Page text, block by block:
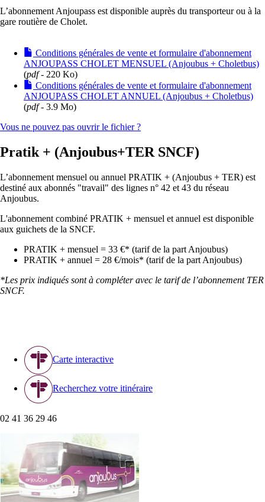
L’abonnement Anjoupass est disponible auprès du transporteur ou à la
gare routière de Cholet.
Conditions générales de vente et formulaire d'abonnement
ANJOUPASS CHOLET MENSUEL (Anjoubus + Choletbus)
(pdf- 220 Ko)
Conditions générales de vente et formulaire d'abonnement
ANJOUPASS CHOLET ANNUEL (Anjoubus + Choletbus)
(pdf- 3.9 Mo)
Vous ne pouvez pas ouvrir le fichier ?
Pratik + (Anjoubus+TER SNCF)
L’abonnement mensuel ou annuel PRATIK + (Anjoubus + TER) est
destiné aux abonnés "travail" des lignes n° 42 et 43 du réseau
Anjoubus.
L'abonnement combiné PRATIK + mensuel et annuel est disponible
aux guichets de la SNCF.
PRATIK + mensuel = 33 €* (tarif de la part Anjoubus)
PRATIK + annuel = 28 €/mois* (tarif de la part Anjoubus)
*Les prix indiqués sont à compléter avec le tarif de l’abonnement TER
SNCF.
Carte interactive
Recherchez votre itinéraire
02 41 36 29 46